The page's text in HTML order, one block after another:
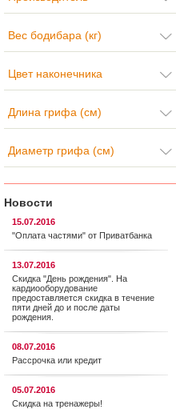
Вес бодибара (кг)
Цвет наконечника
Длина грифа (см)
Диаметр грифа (см)
Новости
15.07.2016
"Оплата частями" от Приватбанка
13.07.2016
Скидка "День рождения". На
кардиооборудование
предоставляется cкидка в течение
пяти дней до и после даты
рождения.
08.07.2016
Рассрочка или кредит
05.07.2016
Скидка на тренажеры!